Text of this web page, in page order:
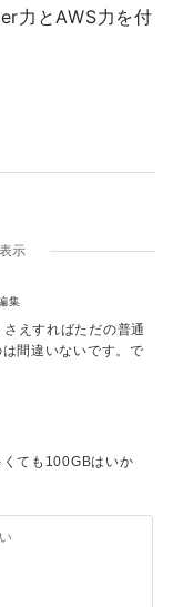
力とAWS力を付
示
集
えすればただの普通
間違いないです。で
が数百ギガ、テラ単
。ただ、必要なデー
な問題になるレベル
番にオススメした次
せて、すぐに使える
ても100GBはいか
のは、初学者の私に
いうのは初めて知り